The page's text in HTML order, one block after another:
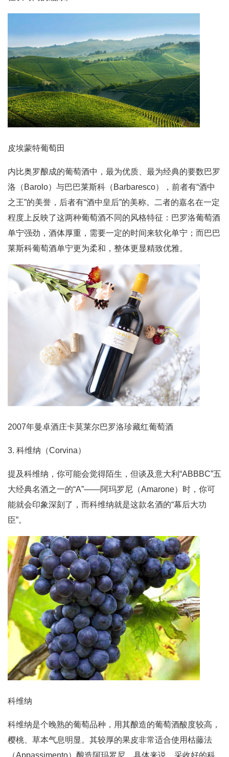
皮埃蒙特葡萄田
内比奥罗酿成的葡萄酒中，最为优质、最为经典的要数巴罗
洛（Barolo）与巴巴莱斯科（Barbaresco），前者有“酒中
之王”的美誉，后者有“酒中皇后”的美称。二者的嘉名在一定
程度上反映了这两种葡萄酒不同的风格特征：巴罗洛葡萄酒
单宁强劲，酒体厚重，需要一定的时间来软化单宁；而巴巴
莱斯科葡萄酒单宁更为柔和，整体更显精致优雅。
2007年曼卓酒庄卡莫莱尔巴罗洛珍藏红葡萄酒
3. 科维纳（Corvina）
提及科维纳，你可能会觉得陌生，但谈及意大利“ABBBC”五
大经典名酒之一的“A”——阿玛罗尼（Amarone）时，你可
能就会印象深刻了，而科维纳就是这款名酒的“幕后大功
臣”。
科维纳
科维纳是个晚熟的葡萄品种，用其酿造的葡萄酒酸度较高，
樱桃、草本气息明显。其较厚的果皮非常适合使用枯藤法